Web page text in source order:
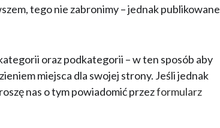
tego nie zabronimy – jednak publikowane
oraz podkategorii – w ten sposób aby
miejsca dla swojej strony. Jeśli jednak
nas o tym powiadomić przezformularz